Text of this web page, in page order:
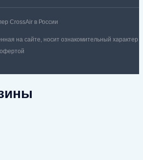
CrossAir в России
на сайте, носит ознакомительный характер